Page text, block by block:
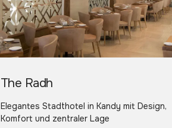
The Radh
Elegantes Stadthotel in Kandy mit Design,
Komfort und zentraler Lage